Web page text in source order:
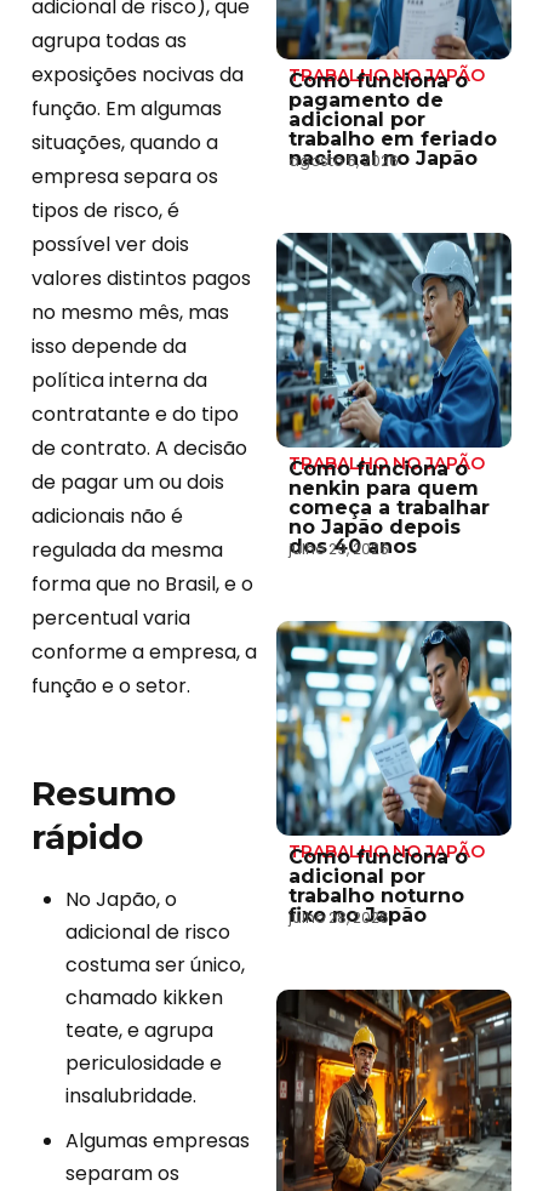
adicional de risco), que
agrupa todas as
exposições nocivas da
função. Em algumas
situações, quando a
empresa separa os
tipos de risco, é
possível ver dois
valores distintos pagos
no mesmo mês, mas
isso depende da
política interna da
contratante e do tipo
de contrato. A decisão
de pagar um ou dois
adicionais não é
regulada da mesma
forma que no Brasil, e o
percentual varia
conforme a empresa, a
função e o setor.
Resumo
rápido
No Japão, o
adicional de risco
costuma ser único,
chamado kikken
teate, e agrupa
periculosidade e
insalubridade.
Algumas empresas
separam os
TRABALHO NO JAPÃO
Como funciona o
pagamento de
adicional por
trabalho em feriado
nacional no Japão
agosto 5, 2026
TRABALHO NO JAPÃO
Como funciona o
nenkin para quem
começa a trabalhar
no Japão depois
dos 40 anos
julho 29, 2026
TRABALHO NO JAPÃO
Como funciona o
adicional por
trabalho noturno
fixo no Japão
julho 28, 2026